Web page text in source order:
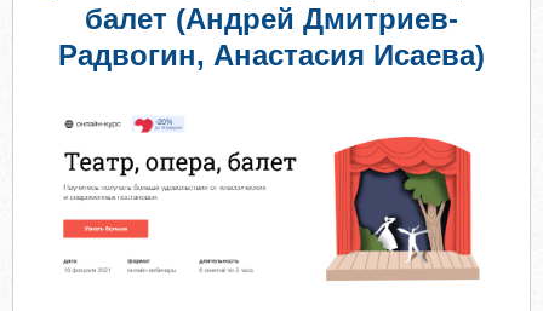
балет (Андрей Дмитриев-
Радвогин, Анастасия Исаева)